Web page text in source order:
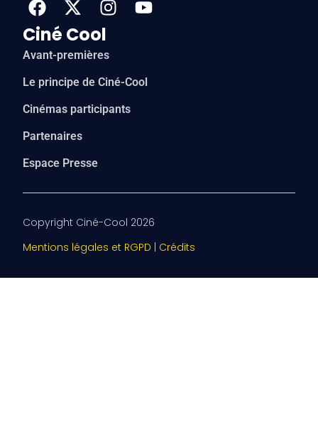
Ciné Cool
Avant-premières
Le principe de Ciné-Cool
Cinémas participants
Partenaires
Espace Presse
Copyright Ciné-Cool 2026
Mentions légales et RGPD
Crédits